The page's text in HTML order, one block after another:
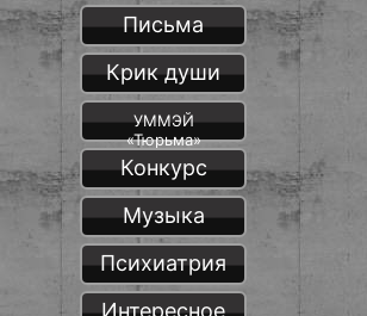
Письма
Крик души
УММЭЙ
«Тюрьма»
Конкурс
Музыка
Психиатрия
Интересное